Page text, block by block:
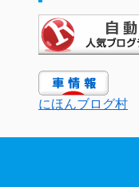
にほんブログ村